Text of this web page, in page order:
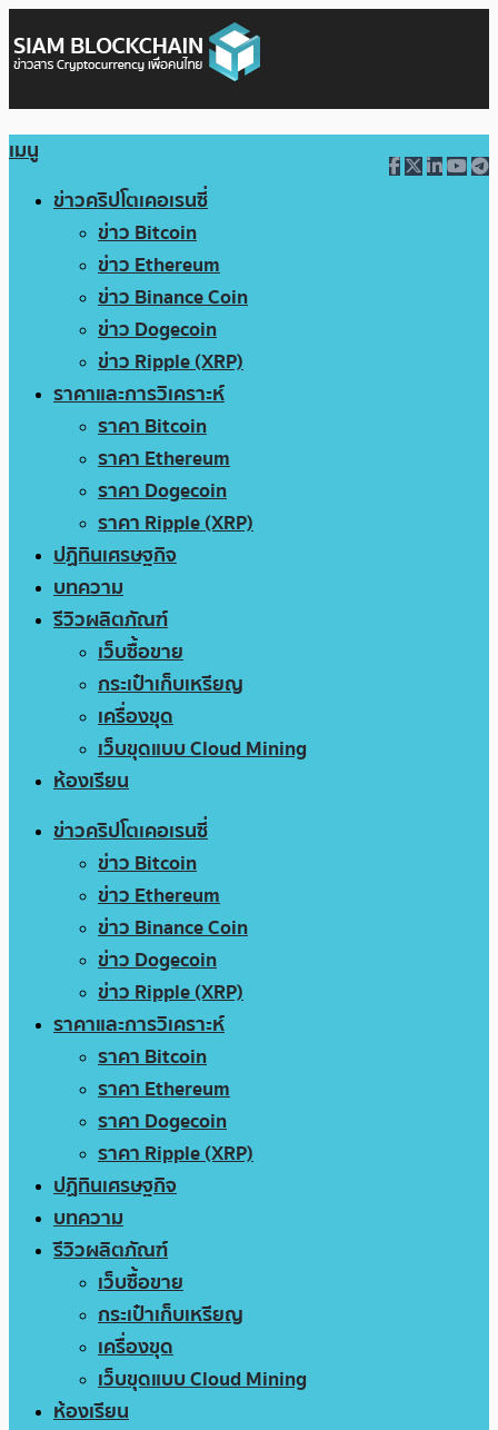
เมนู
ข่าวคริปโตเคอเรนซี่
ข่าว Bitcoin
ข่าว Ethereum
ข่าว Binance Coin
ข่าว Dogecoin
ข่าว Ripple (XRP)
ราคาและการวิเคราะห์
ราคา Bitcoin
ราคา Ethereum
ราคา Dogecoin
ราคา Ripple (XRP)
ปฏิทินเศรษฐกิจ
บทความ
รีวิวผลิตภัณฑ์
เว็บซื้อขาย
กระเป๋าเก็บเหรียญ
เครื่องขุด
เว็บขุดแบบ Cloud Mining
ห้องเรียน
ข่าวคริปโตเคอเรนซี่
ข่าว Bitcoin
ข่าว Ethereum
ข่าว Binance Coin
ข่าว Dogecoin
ข่าว Ripple (XRP)
ราคาและการวิเคราะห์
ราคา Bitcoin
ราคา Ethereum
ราคา Dogecoin
ราคา Ripple (XRP)
ปฏิทินเศรษฐกิจ
บทความ
รีวิวผลิตภัณฑ์
เว็บซื้อขาย
กระเป๋าเก็บเหรียญ
เครื่องขุด
เว็บขุดแบบ Cloud Mining
ห้องเรียน